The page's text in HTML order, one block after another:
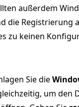
außerdem
die Registrierung
zu keinen
Sie die
um den